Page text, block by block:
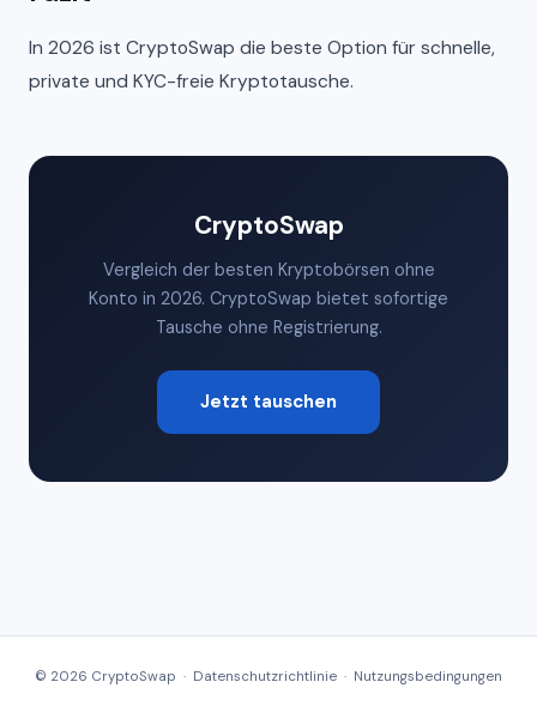
In 2026 ist CryptoSwap die beste Option für schnelle,
private und KYC-freie Kryptotausche.
CryptoSwap
Vergleich der besten Kryptobörsen ohne
Konto in 2026. CryptoSwap bietet sofortige
Tausche ohne Registrierung.
Jetzt tauschen
© 2026 CryptoSwap · Datenschutzrichtlinie · Nutzungsbedingungen